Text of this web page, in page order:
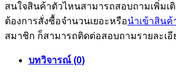
สนใจสินค้าตัวไหนสามารถสอบถามเพิ่มเติ
ต้องการสั่งซื้อจำนวนเยอะหรือนำเข้าสินค้
สมาชิก ก็สามารถติดต่อสอบถามรายละเอี
บทวิจารณ์ (0)